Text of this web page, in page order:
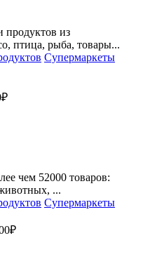
продуктов из
птица, рыба, товары...
Супермаркеты
чем 52000 товаров:
...
Супермаркеты